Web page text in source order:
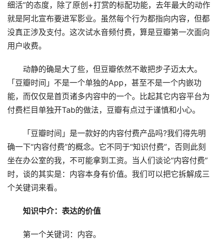
细活”的态度，除了原创+打赏的标配功能，去年最大的动作
就是阿北宣布要进军影业。虽然每个行为都指向内容，但都
没真正涉及支付。这次试水音频付费，算是豆瓣第一次面向
用户收费。
动静的确是大了些，但豆瓣依然不敢把步子迈太大。
「豆瓣时间」不是一个单独的App，甚至不是一个内嵌功
能，而仅仅是首页诸多内容中的一个。比起其它内容平台为
付费栏目单独开Tab的做法，豆瓣有点过于谨慎和小心。
「豆瓣时间」是一款好的内容付费产品吗?我们得先明
确一下“内容付费”的概念。它不同于“知识付费”，否则此刻
坐在办公室的我，不可能拿到工资。当人们谈论“内容付费”
时，谈的其实是：内容本身有价值。我们可以把它拆解成三
个关键词来看。
知识中介：表达的价值
第一个关键词：内容。